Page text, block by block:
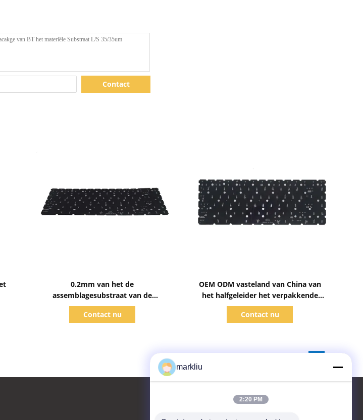
Contact
0.2mm van het de
assemblagesubstraat van de
Diktehalfgeleider de micro-
elektronica verpakkend substraat
Contact nu
OEM ODM vasteland van China van
het halfgeleider het verpakkende
substraat
Contact nu
markliu
2:20 PM